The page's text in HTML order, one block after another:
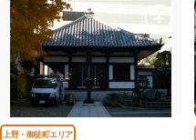
上野・御徒町エリア